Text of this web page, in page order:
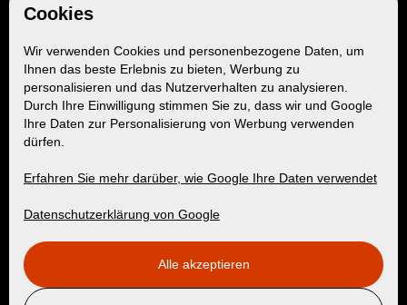
Cookies
Wir verwenden Cookies und personenbezogene Daten, um
Ihnen das beste Erlebnis zu bieten, Werbung zu
personalisieren und das Nutzerverhalten zu analysieren.
Durch Ihre Einwilligung stimmen Sie zu, dass wir und Google
Ihre Daten zur Personalisierung von Werbung verwenden
dürfen.
Erfahren Sie mehr darüber, wie Google Ihre Daten verwendet
Datenschutzerklärung von Google
Alle akzeptieren
Kvaløyvågveien 1404, 9103 Kvaløya
Org.nr. 998 573 548
Unterkunft
Maribell Sjøbu
Hütten
Aktivitäten
Maribell Erlebnisse